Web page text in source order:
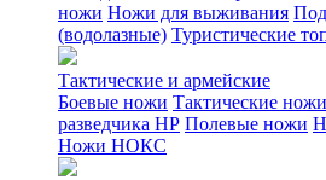
ножи Ножи для выживания
(водолазные) Туристические
Тактические и армейские
Боевые ножи Тактические ножи
разведчика НР Полевые ножи
Ножи НОКС